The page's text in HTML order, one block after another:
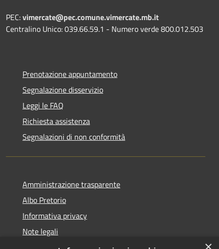
PEC:vimercate@pec.comune.vimercate.mb.it
Centralino Unico: 039.66.59.1 - Numero verde 800.012.503
Prenotazione appuntamento
Segnalazione disservizio
Leggi le FAQ
Richiesta assistenza
Segnalazioni di non conformità
Amministrazione trasparente
Albo Pretorio
Informativa privacy
Note legali